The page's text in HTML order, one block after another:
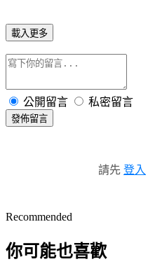
載入更多
公開留言 私密留言
發佈留言
請先 登入
Recommended
你可能也喜歡